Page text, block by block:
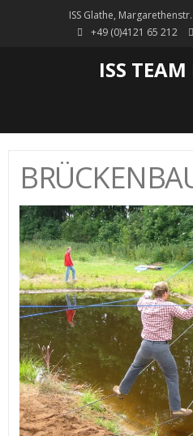
ISS Glathe,
+49 (0)4121 65 212
ISS TEAM